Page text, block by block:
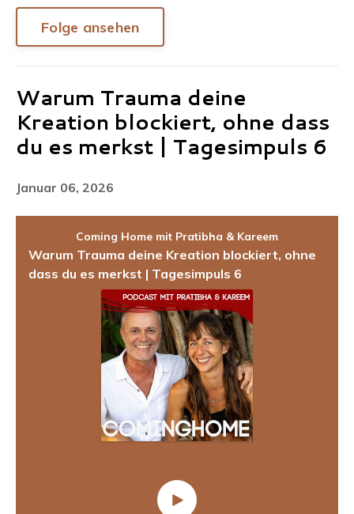
Folge ansehen
Warum Trauma deine
Kreation blockiert, ohne dass
du es merkst | Tagesimpuls 6
Januar 06, 2026